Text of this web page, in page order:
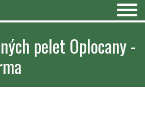
pelet Oplocany -